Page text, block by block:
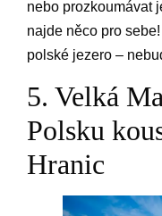
nebo prozkoumávat
najde něco pro
polské jezero –
5. Velká
Polsku
Hranic